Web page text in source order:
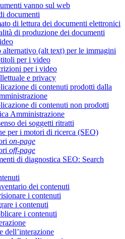
vanno sul web
documenti
di lettura dei documenti elettronici
di produzione dei documenti
alternativo (alt text) per le immagini
per i video
per i video
e privacy
di contenuti prodotti dalla
di contenuti non prodotti
Amministrazione
dei soggetti ritratti
per i motori di ricerca (SEO)
on-page
off-page
di diagnostica SEO: Search
dei contenuti
i contenuti
i contenuti
i contenuti
dell’interazione